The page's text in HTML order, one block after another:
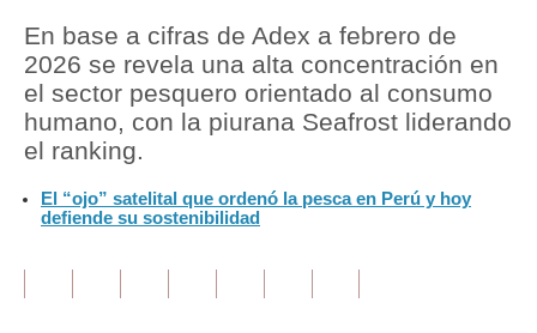
Finanzas Personales
Inmobiliarias
Plus G
Opinión
En base a cifras de Adex a febrero de
2026 se revela una alta concentración en
el sector pesquero orientado al consumo
humano, con la piurana Seafrost liderando
el ranking.
El “ojo” satelital que ordenó la pesca en Perú y hoy
defiende su sostenibilidad